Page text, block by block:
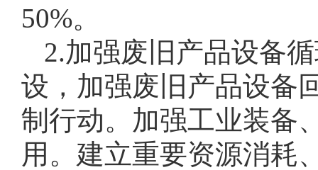
50%。
2.加强废旧产品设备
设，加强废旧产品设备
制行动。加强工业装备
用。建立重要资源消耗